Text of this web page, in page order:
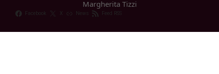
Margherita Tizzi
Facebook X News Feed RSS